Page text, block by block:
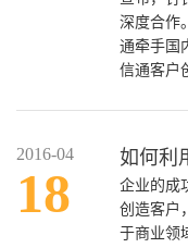
深度合作
通牵手国
信通客户
2016-04
18
如何利
企业的成
创造客户
于商业领